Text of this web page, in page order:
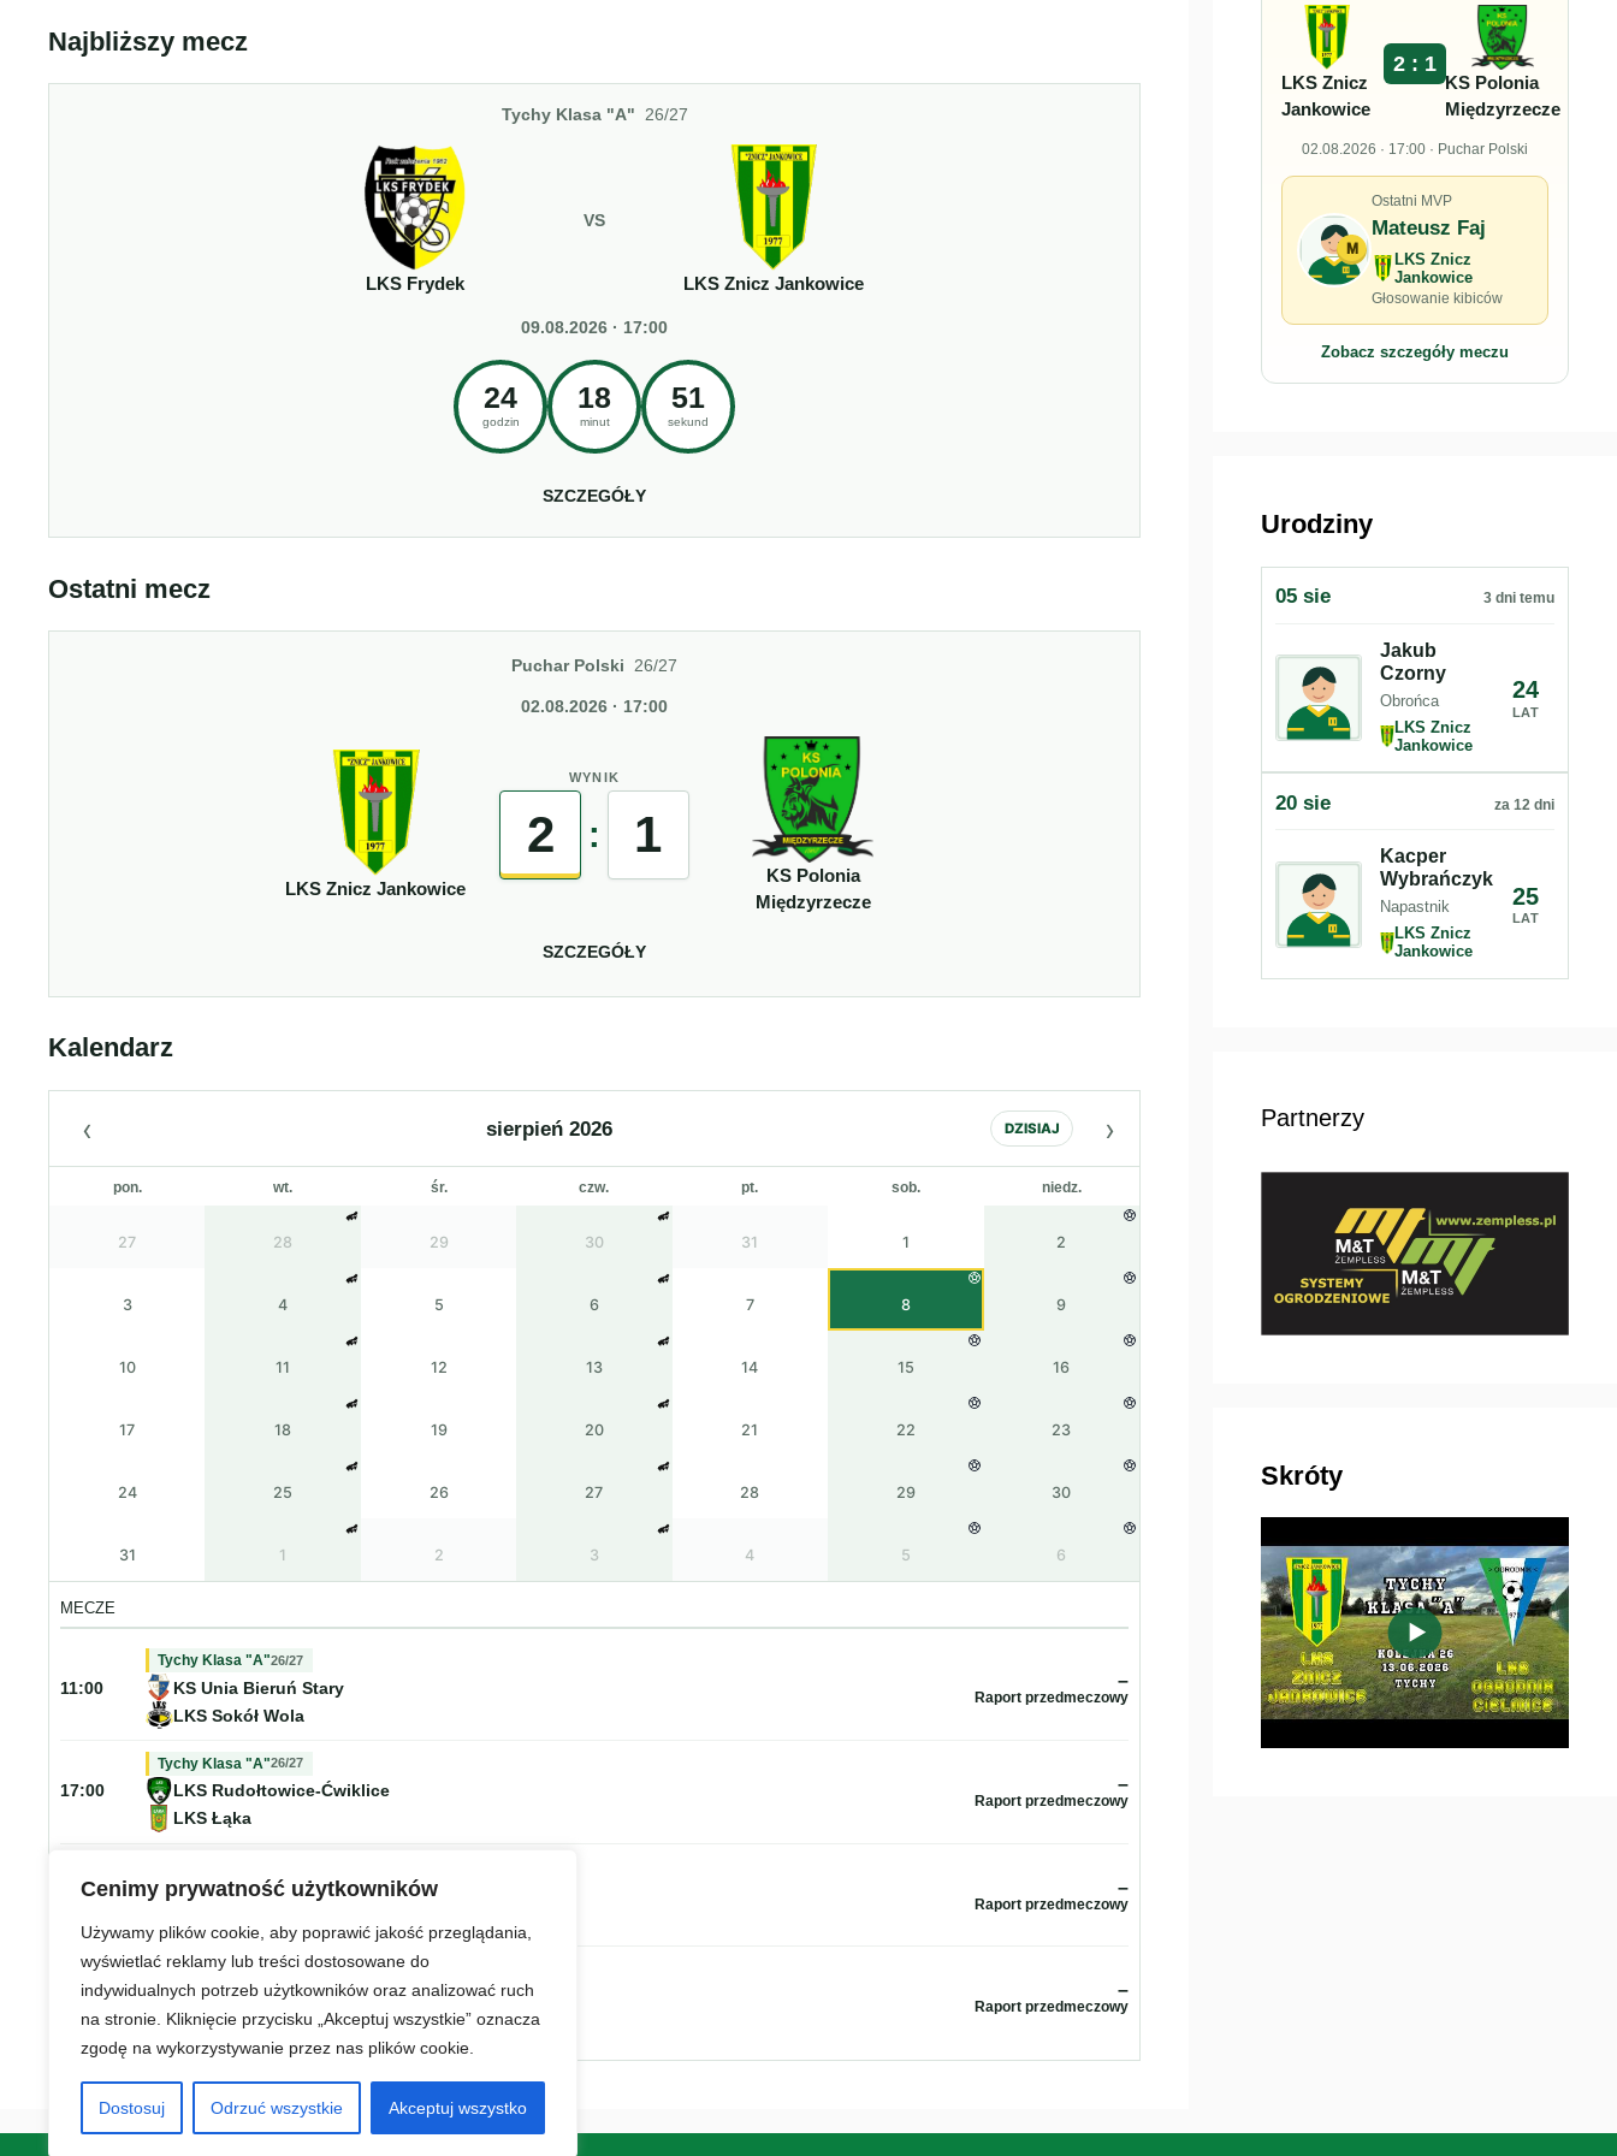
Cenimy prywatność użytkowników
Używamy plików cookie, aby poprawić jakość przeglądania,
wyświetlać reklamy lub treści dostosowane do
indywidualnych potrzeb użytkowników oraz analizować ruch
na stronie. Kliknięcie przycisku „Akceptuj wszystkie” oznacza
zgodę na wykorzystywanie przez nas plików cookie.
Dostosuj Odrzuć wszystkie Akceptuj wszystko
Najbliższy mecz
Tychy Klasa "A" 26/27
LKS Frydek
VS
LKS Znicz Jankowice
09.08.2026 · 17:00
24
godzin
18
minut
50
sekund
SZCZEGÓŁY
Ostatni mecz
Puchar Polski 26/27
02.08.2026 · 17:00
LKS Znicz Jankowice
WYNIK
2 : 1
KS Polonia
Międzyrzecze
SZCZEGÓŁY
Kalendarz
‹ sierpień 2026 DZISIAJ ›
pon. wt. śr. czw. pt. sob. niedz.
27 28 29 30 31 1 2
3 4 5 6 7 8 9
10 11 12 13 14 15 16
17 18 19 20 21 22 23
24 25 26 27 28 29 30
31 1 2 3 4 5 6
MECZE
11:00
Tychy Klasa "A"26/27
KS Unia Bieruń Stary
LKS Sokół Wola
–
Raport przedmeczowy
17:00
Tychy Klasa "A"26/27
LKS Rudołtowice-Ćwiklice
LKS Łąka
–
Raport przedmeczowy
17:00
LKS Studzienice
–
Raport przedmeczowy
17:00
Tychy Klasa "A"26/27
GKS Krupiński Suszec
LKS Gardawice
–
Raport przedmeczowy
LKS Znicz
Jankowice
2 : 1
KS Polonia
Międzyrzecze
02.08.2026 · 17:00 · Puchar Polski
M
Ostatni MVP
Mateusz Faj
LKS Znicz
Jankowice
Głosowanie kibiców
Zobacz szczegóły meczu
Urodziny
05 sie 3 dni temu
Jakub
Czorny
Obrońca
LKS Znicz
Jankowice
24
LAT
20 sie za 12 dni
Kacper
Wybrańczyk
Napastnik
LKS Znicz
Jankowice
25
LAT
Partnerzy
Skróty
▶